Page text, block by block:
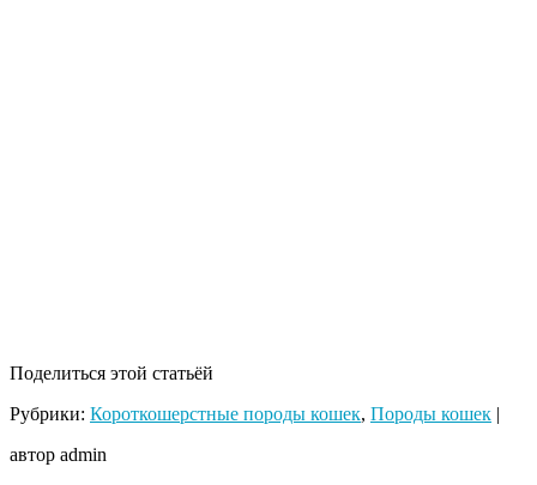
Поделиться этой статьёй
Рубрики: Короткошерстные породы кошек, Породы кошек |
автор admin